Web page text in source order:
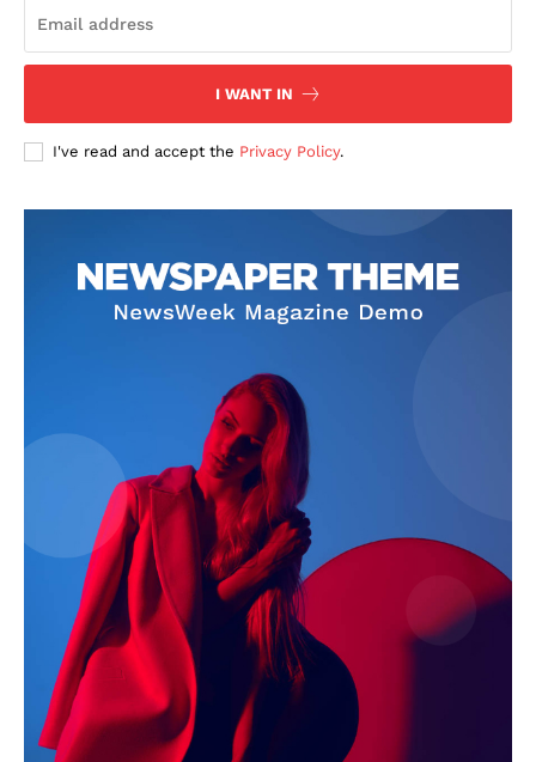
I WANT IN
I've read and accept the Privacy Policy.